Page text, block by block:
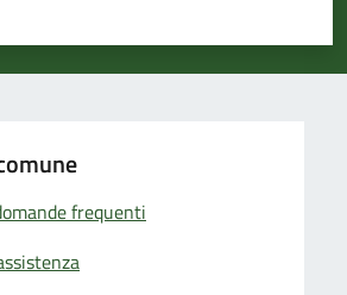
5 stelle su 5
stelle su 5
su 5
5
frequenti